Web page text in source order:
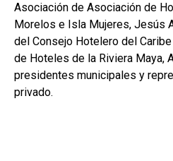
Asociación de Asociación de
Morelos e Isla Mujeres, Jesús
del Consejo Hotelero del
de Hoteles de la Riviera Maya,
presidentes municipales y
privado.